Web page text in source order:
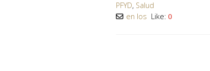
PFYD, Salud
en los Like: 0